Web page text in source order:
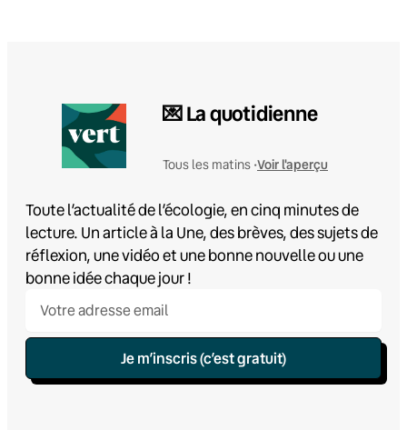
💌 La quotidienne
Tous les matins •Voir l'aperçu
Toute l’actualité de l’écologie, en cinq minutes de
lecture. Un article à la Une, des brèves, des sujets de
réflexion, une vidéo et une bonne nouvelle ou une
bonne idée chaque jour !
Je m’inscris (c’est gratuit)